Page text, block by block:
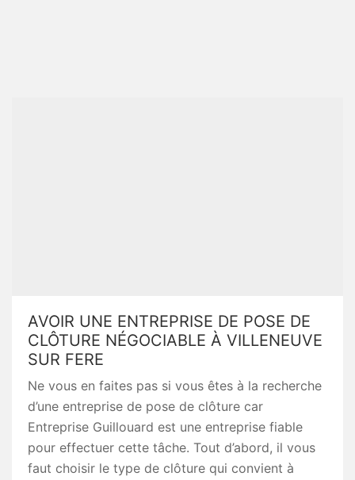
AVOIR UNE ENTREPRISE DE POSE DE
CLÔTURE NÉGOCIABLE À VILLENEUVE
SUR FERE
Ne vous en faites pas si vous êtes à la recherche
d’une entreprise de pose de clôture car
Entreprise Guillouard est une entreprise fiable
pour effectuer cette tâche. Tout d’abord, il vous
faut choisir le type de clôture qui convient à